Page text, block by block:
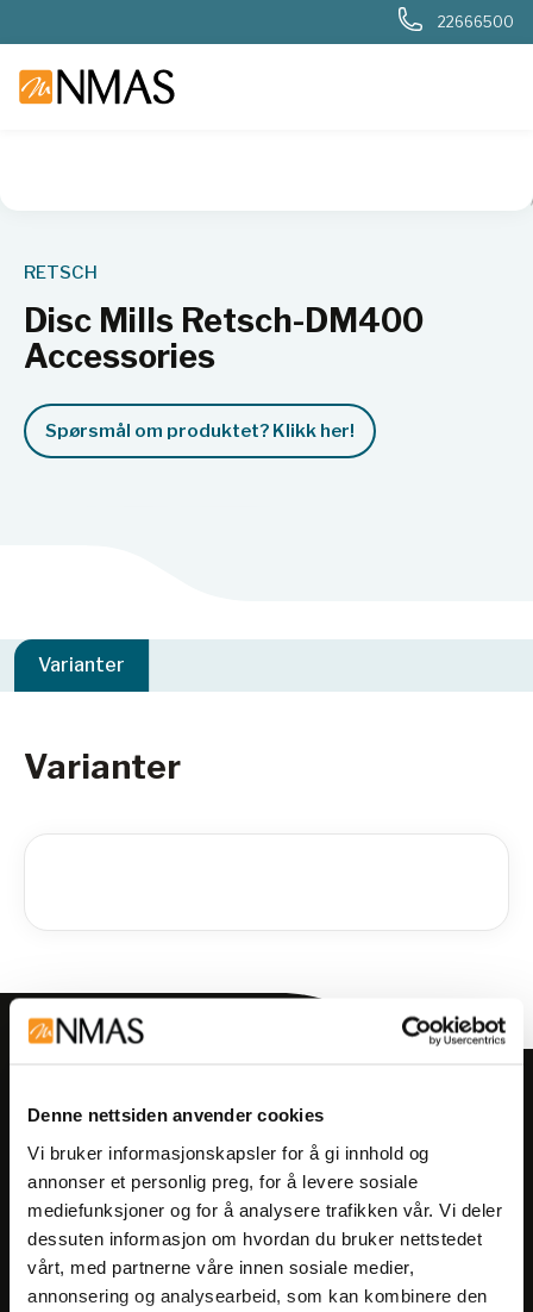
Denne nettsiden anvender cookies
Vi bruker informasjonskapsler for å gi innhold og
annonser et personlig preg, for å levere sosiale
mediefunksjoner og for å analysere trafikken vår. Vi deler
dessuten informasjon om hvordan du bruker nettstedet
vårt, med partnerne våre innen sosiale medier,
annonsering og analysearbeid, som kan kombinere den
22666500
RETSCH
Disc Mills Retsch-DM400
Accessories
Spørsmål om produktet? Klikk her!
Varianter
Varianter
Meld deg på vårt nyhetsbrev!
arrangementer og kampanjer.
Meld på nyhetsbrev